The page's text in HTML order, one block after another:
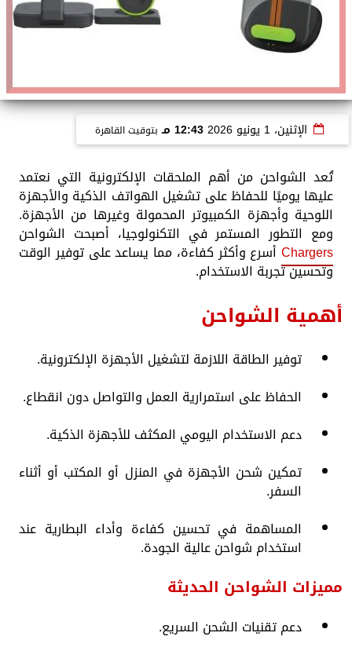
الإثنين، 1 يونيو 2026 12:43 مـ بتوقيت القاهرة
تُعد الشواحن من أهم الملحقات الإلكترونية التي نعتمد
عليها يوميًا للحفاظ على تشغيل الهواتف الذكية والأجهزة
اللوحية وأجهزة الكمبيوتر المحمولة وغيرها من الأجهزة.
ومع التطور المستمر في التكنولوجيا، أصبحت الشواحن
Chargers أسرع وأكثر كفاءة، مما يساعد على توفير الوقت
وتحسين تجربة الاستخدام.
أهمية الشواحن
توفير الطاقة اللازمة لتشغيل الأجهزة الإلكترونية.
الحفاظ على استمرارية العمل والتواصل دون انقطاع.
دعم الاستخدام اليومي المكثف للأجهزة الذكية.
تمكين شحن الأجهزة في المنزل أو المكتب أو أثناء
السفر.
المساهمة في تحسين كفاءة وأداء البطارية عند
استخدام شواحن عالية الجودة.
مميزات الشواحن الحديثة
دعم تقنيات الشحن السريع.